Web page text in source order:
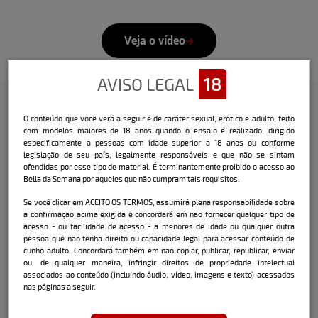
Veja o vídeo
Confira a entrevista que o Bella
fez com a modelo:
Nome:Renata Matos
Data e local de nascimento:26/08/1996 -
Esteio / RS
Cidade onde mora atualmente:Canoas/RS
Signo:Virgem
AVISO LEGAL 18
O conteúdo que você verá a seguir é de caráter sexual, erótico e adulto, feito
com modelos maiores de 18 anos quando o ensaio é realizado, dirigido
especificamente a pessoas com idade superior a 18 anos ou conforme
legislação de seu país, legalmente responsáveis e que não se sintam
ofendidas por esse tipo de material. É terminantemente proibido o acesso ao
Bella da Semana por aqueles que não cumpram tais requisitos.
Se você clicar em ACEITO OS TERMOS, assumirá plena responsabilidade sobre
a confirmação acima exigida e concordará em não fornecer qualquer tipo de
acesso - ou facilidade de acesso - a menores de idade ou qualquer outra
pessoa que não tenha direito ou capacidade legal para acessar conteúdo de
cunho adulto. Concordará também em não copiar, publicar, republicar, enviar
ou, de qualquer maneira, infringir direitos de propriedade intelectual
associados ao conteúdo (incluindo áudio, vídeo, imagens e texto) acessados
nas páginas a seguir.